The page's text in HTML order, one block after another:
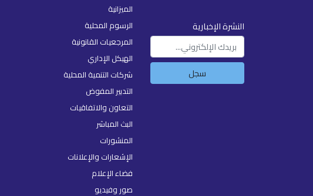
النشرة الإخبارية
سجل
الميزانية
الرسوم المحلية
المرجعيات القانونية
الهيكل الإداري
شركات التنمية المحلية
التدبير المفوض
التعاون والاتفاقيات
البث المباشر
المنشورات
الإشعارات والإعلانات
فضاء الإعلام
صور وفيديو